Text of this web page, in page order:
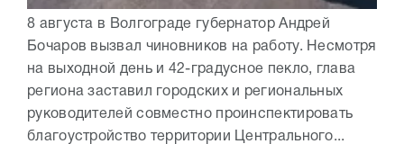
8 августа в Волгограде губернатор Андрей
Бочаров вызвал чиновников на работу. Несмотря
на выходной день и 42-градусное пекло, глава
региона заставил городских и региональных
руководителей совместно проинспектировать
благоустройство территории Центрального...